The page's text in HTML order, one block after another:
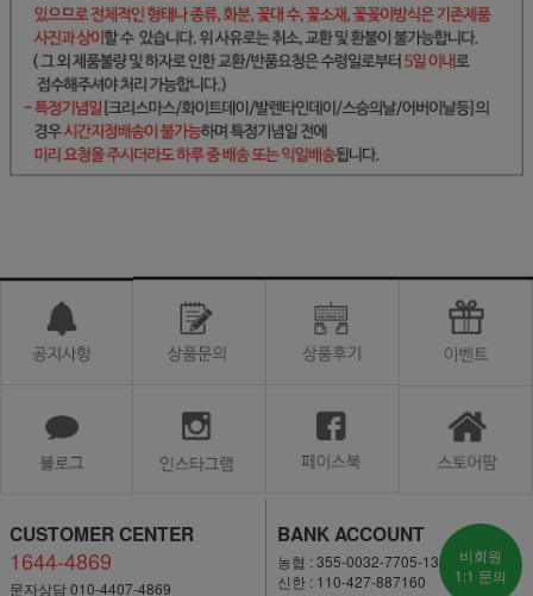
CUSTOMER CENTER
1644-4869
문자상담 010-4407-4869
BANK ACCOUNT
농협 : 355-0032-7705-13
신한 : 110-427-887160
비회원
1:1 문의